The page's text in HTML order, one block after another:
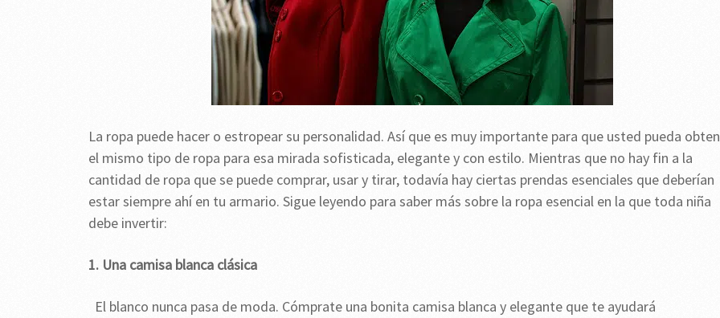
La ropa puede hacer o estropear su personalidad. Así que es muy importante para que usted pueda
el mismo tipo de ropa para esa mirada sofisticada, elegante y con estilo. Mientras que no hay fin a la
cantidad de ropa que se puede comprar, usar y tirar, todavía hay ciertas prendas esenciales que deberían
estar siempre ahí en tu armario. Sigue leyendo para saber más sobre la ropa esencial en la que toda niña
debe invertir:
1. Una camisa blanca clásica
El blanco nunca pasa de moda. Cómprate una bonita camisa blanca y elegante que te ayudará